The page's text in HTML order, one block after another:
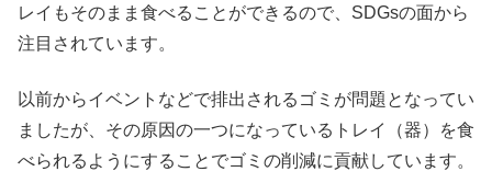
レイもそのまま食べることができるので、SDGsの面から
注目されています。
以前からイベントなどで排出されるゴミが問題となってい
ましたが、その原因の一つになっているトレイ（器）を食
べられるようにすることでゴミの削減に貢献しています。